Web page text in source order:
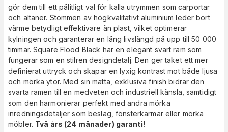
gör dem till ett pålitligt val för kalla utrymmen som carportar
och altaner. Stommen av högkvalitativt aluminium leder bort
värme betydligt effektivare än plast, vilket optimerar
kylningen och garanterar en lång livslängd på upp till 50 000
timmar. Square Flood Black har en elegant svart ram som
fungerar som en stilren designdetalj. Den ger taket ett mer
definierat uttryck och skapar en lyxig kontrast mot både ljusa
och mörka ytor. Med sin matta, exklusiva finish bidrar den
svarta ramen till en medveten och industriell känsla, samtidigt
som den harmonierar perfekt med andra mörka
inredningsdetaljer som beslag, fönsterkarmar eller mörka
möbler. Två års (24 månader) garanti!